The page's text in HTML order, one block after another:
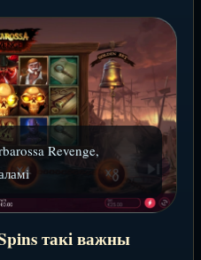
Revenge,
такі важны